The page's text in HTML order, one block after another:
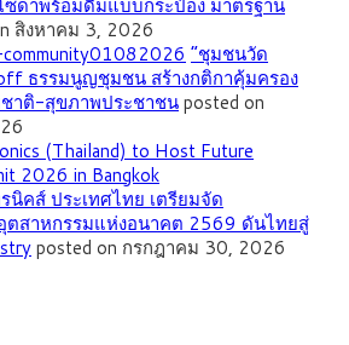
ซดาพร้อมดื่มแบบกระป๋อง มาตรฐาน
สิงหาคม 3, 2026
”ชุมชนวัด
ธรรมนูญชุมชน สร้างกติกาคุ้มครอง
าติ-สุขภาพประชาชนposted on
นิคส์ ประเทศไทย เตรียมจัด
ตสาหกรรมแห่งอนาคต 2569 ดันไทยสู่
posted on กรกฎาคม 30, 2026